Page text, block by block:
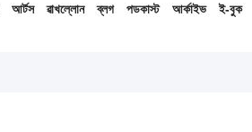
আর্টস ৱাখল্লোন ব্লগ পডকাস্ট আর্কাইভ ই-বুক